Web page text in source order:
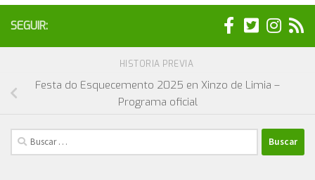
SEGUIR:
HISTORIA PREVIA
Festa do Esquecemento 2025 en Xinzo de Limia –
Programa oficial
Buscar: